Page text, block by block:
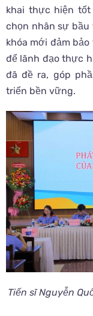
khai thực hiện tốt
chọn nhân sự bầu
khóa mới đảm
để lãnh đạo thực
đã đề ra, góp
triển bền vững.
Tiến sĩ Nguyễn